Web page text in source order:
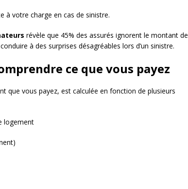
à votre charge en cas de sinistre.
révèle que 45% des assurés ignorent le montant de
à des surprises désagréables lors d’un sinistre.
ce que vous payez
que vous payez, est calculée en fonction de plusieurs
logement